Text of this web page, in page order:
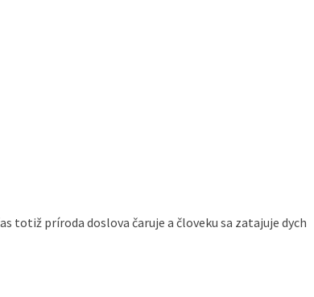
totiž príroda doslova čaruje a človeku sa zatajuje dych